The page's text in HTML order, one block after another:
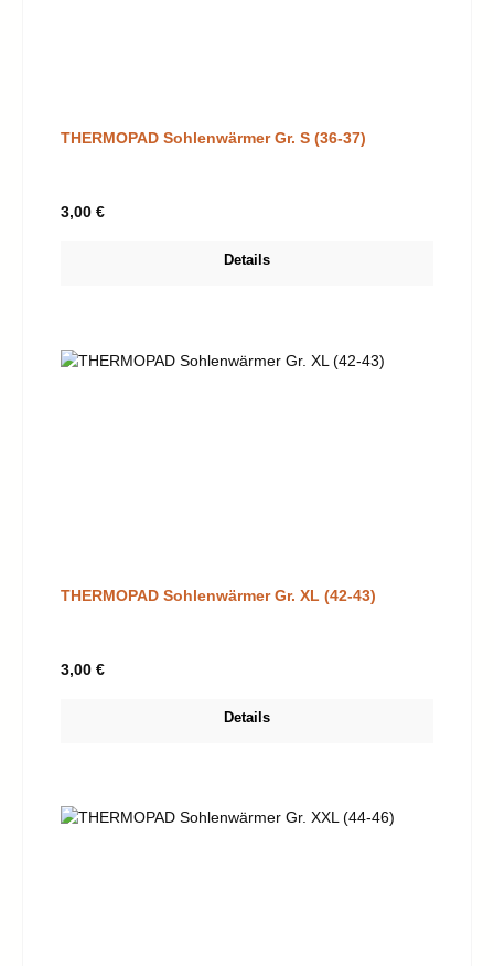
THERMOPAD Sohlenwärmer Gr. S (36-37)
Regulärer Preis:
3,00 €
Details
THERMOPAD Sohlenwärmer Gr. XL (42-43)
Regulärer Preis:
3,00 €
Details